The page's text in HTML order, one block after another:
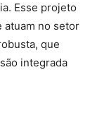
Esse projeto
atuam no setor
que
integrada